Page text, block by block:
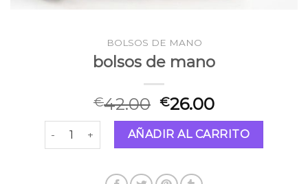
BOLSOS DE MANO
bolsos de mano
€42.00 €26.00
bolsos de mano cantidadAÑADIR AL CARRITO